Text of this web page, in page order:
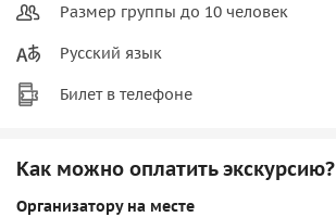
Размер группы до 10 человек
Русский язык
Билет в телефоне
Как можно оплатить экскурсию?
Организатору на месте